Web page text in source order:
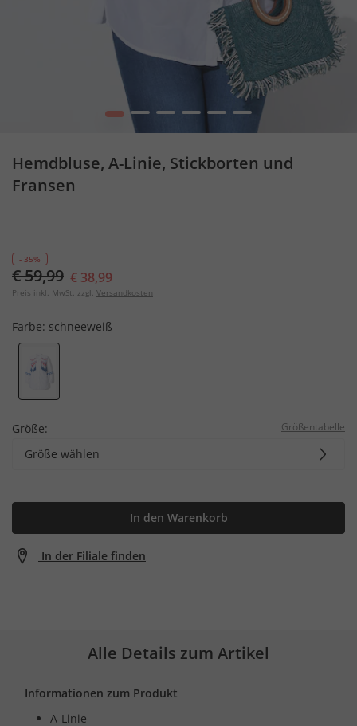
1 2 3 4 5 6
Hemdbluse, A-Linie, Stickborten und
Fransen
- 35%
€ 59,99 € 38,99
Preis inkl. MwSt. zzgl. Versandkosten
Farbe: schneeweiß
Größe: Größentabelle
Größe wählen
In den Warenkorb
In der Filiale finden
Alle Details zum Artikel
Informationen zum Produkt
A-Linie